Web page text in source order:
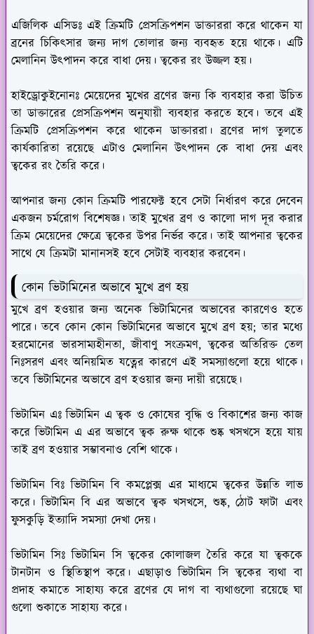
এজিলিক এসিডঃ এই ক্রিমটি প্রেসক্রিপশন ডাক্তাররা করে থাকেন যা
ব্রনের চিকিৎসার জন্য দাগ তোলার জন্য ব্যবহৃত হয়ে থাকে। এটি
মেলানিন উৎপাদন করে বাধা দেয়। ত্বকের রং উজ্জল হয়।
হাইড্রোকুইনোনঃ মেয়েদের মুখের ব্রণের জন্য কি ব্যবহার করা উচিত
তা ডাক্তারের প্রেসক্রিপশন অনুযায়ী ব্যবহার করতে হবে। তবে এই
ক্রিমটি প্রেসক্রিপশন করে থাকেন ডাক্তাররা। ব্রণের দাগ তুলতে
কার্যকারিতা রয়েছে এটাও মেলানিন উৎপাদন কে বাধা দেয় এবং
ত্বকের রং তৈরি করে।
আপনার জন্য কোন ক্রিমটি পারফেক্ট হবে সেটা নির্ধারণ করে দেবেন
একজন চর্মরোগ বিশেষজ্ঞ। তাই মুখের ব্রণ ও কালো দাগ দূর করার
ক্রিম মেয়েদের ক্ষেত্রে ত্বকের উপর নির্ভর করে। তাই আপনার ত্বকের
সাথে যে ক্রিমটা মানানসই হবে সেটাই ব্যবহার করবেন।
কোন ভিটামিনের অভাবে মুখে ব্রণ হয়
মুখে ব্রণ হওয়ার জন্য অনেক ভিটামিনের অভাবের কারণেও হতে
পারে। তবে কোন কোন ভিটামিনের অভাবে মুখে ব্রণ হয়; তার মধ্যে
হরমোনের ভারসাম্যহীনতা, জীবাণু সংক্রমণ, ত্বকের অতিরিক্ত তেল
নিঃসরণ এবং অনিয়মিত যত্নের কারণে এই সমস্যাগুলো হয়ে থাকে।
তবে ভিটামিনের অভাবে ব্রণ হওয়ার জন্য দায়ী রয়েছে।
ভিটামিন এঃভিটামিন এ ত্বক ও কোষের বৃদ্ধি ও বিকাশের জন্য কাজ
করে ভিটামিন এ এর অভাবে ত্বক রুক্ষ থাকে শুষ্ক খসখসে হয়ে যায়
তাই ব্রণ হওয়ার সম্ভাবনাও বেশি থাকে।
ভিটামিন বিঃ ভিটামিন বি কমপ্লেক্স এর মাধ্যমে ত্বকের উন্নতি লাভ
করে। ভিটামিন বি এর অভাবে ত্বক খসখসে, শুষ্ক, ঠোট ফাটা এবং
ফুসকুড়ি ইত্যাদি সমস্যা দেখা দেয়।
ভিটামিন সিঃ ভিটামিন সি ত্বকের কোলাজল তৈরি করে যা ত্বককে
টানটান ও স্থিতিস্থাপ করে। এছাড়াও ভিটামিন সি ত্বকের ব্যথা বা
প্রদাহ কমাতে সাহায্য করে ব্রণের যে দাগ বা ব্যথাগুলো রয়েছে ঘা
গুলো শুকাতে সাহায্য করে।